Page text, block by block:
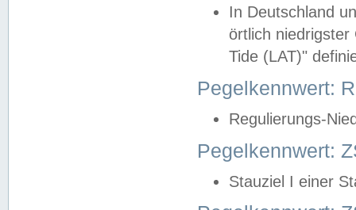
In Deutschland
örtlich
Tide (LAT)"
Pegelkennwert:
Regulierungs-
Pegelkennwert:
Stauziel I einer